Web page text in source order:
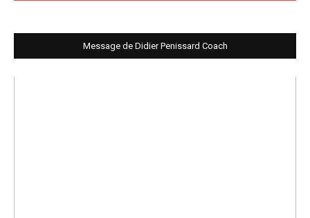
Message de Didier Penissard Coach